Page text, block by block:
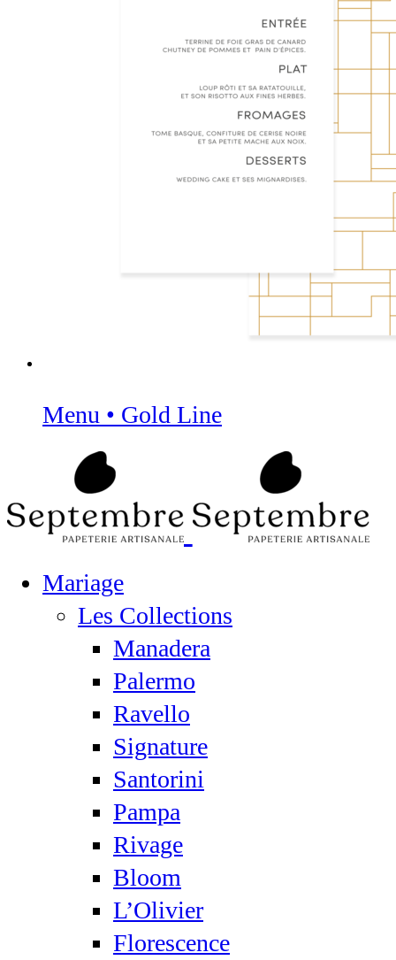
Menu • Gold Line
Mariage
Les Collections
Manadera
Palermo
Ravello
Signature
Santorini
Pampa
Rivage
Bloom
L’Olivier
Florescence